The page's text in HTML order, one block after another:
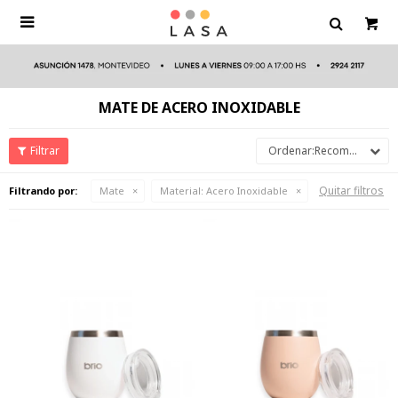

MATE DE ACERO INOXIDABLE
Recomendados
Filtrando por: Mate Material: Acero Inoxidable Quitar filtros